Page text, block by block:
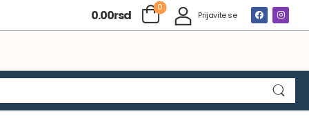
0.00rsd
0
Prijavite se